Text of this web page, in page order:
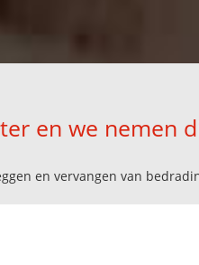
en we nemen
en vervangen van